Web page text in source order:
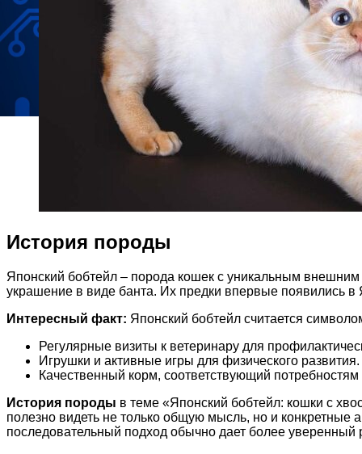
История породы
Японский бобтейл – порода кошек с уникальным
украшение в виде банта. Их предки впервые появились в
Интересный факт: Японский бобтейл считается
Регулярные визиты к ветеринару для
Игрушки и активные игры для физического развития.
Качественный корм, соответствующий
История породы в теме «Японский бобтейл: кошки с
полезно видеть не только общую мысль, но и
последовательный подход обычно дает более уверенный